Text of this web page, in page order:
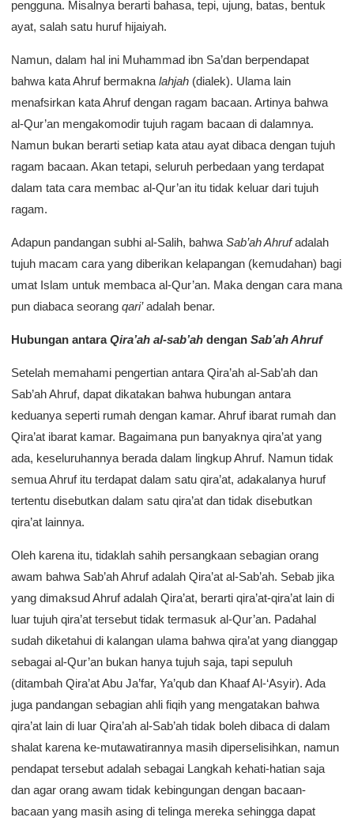
pengguna. Misalnya berarti bahasa, tepi, ujung, batas, bentuk
ayat, salah satu huruf hijaiyah.
Namun, dalam hal ini Muhammad ibn Sa’dan berpendapat
bahwa kata Ahruf bermakna lahjah (dialek). Ulama lain
menafsirkan kata Ahruf dengan ragam bacaan. Artinya bahwa
al-Qur’an mengakomodir tujuh ragam bacaan di dalamnya.
Namun bukan berarti setiap kata atau ayat dibaca dengan tujuh
ragam bacaan. Akan tetapi, seluruh perbedaan yang terdapat
dalam tata cara membac al-Qur’an itu tidak keluar dari tujuh
ragam.
Adapun pandangan subhi al-Salih, bahwa Sab’ah Ahrufadalah
tujuh macam cara yang diberikan kelapangan (kemudahan) bagi
umat Islam untuk membaca al-Qur’an. Maka dengan cara mana
pun diabaca seorang qari’adalah benar.
Hubungan antaraQira’ah al-sab’ah dengan Sab’ah Ahruf
Setelah memahami pengertian antara Qira’ah al-Sab’ah dan
Sab’ah Ahruf, dapat dikatakan bahwa hubungan antara
keduanya seperti rumah dengan kamar. Ahruf ibarat rumah dan
Qira’at ibarat kamar. Bagaimana pun banyaknya qira’at yang
ada, keseluruhannya berada dalam lingkup Ahruf. Namun tidak
semua Ahruf itu terdapat dalam satu qira’at, adakalanya huruf
tertentu disebutkan dalam satu qira’at dan tidak disebutkan
qira’at lainnya.
Oleh karena itu, tidaklah sahih persangkaan sebagian orang
awam bahwa Sab’ah Ahruf adalah Qira’at al-Sab’ah. Sebab jika
yang dimaksud Ahruf adalah Qira’at, berarti qira’at-qira’at lain di
luar tujuh qira’at tersebut tidak termasuk al-Qur’an. Padahal
sudah diketahui di kalangan ulama bahwa qira’at yang dianggap
sebagai al-Qur’an bukan hanya tujuh saja, tapi sepuluh
(ditambah Qira’at Abu Ja’far, Ya’qub dan Khaaf Al-‘Asyir). Ada
juga pandangan sebagian ahli fiqih yang mengatakan bahwa
qira’at lain di luar Qira’ah al-Sab’ah tidak boleh dibaca di dalam
shalat karena ke-mutawatirannya masih diperselisihkan, namun
pendapat tersebut adalah sebagai Langkah kehati-hatian saja
dan agar orang awam tidak kebingungan dengan bacaan-
bacaan yang masih asing di telinga mereka sehingga dapat